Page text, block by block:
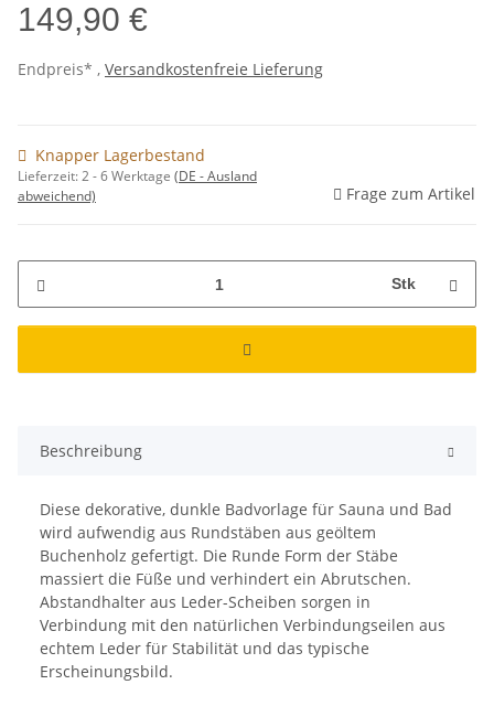
149,90 €
Endpreis* , Versandkostenfreie Lieferung
Knapper Lagerbestand
Lieferzeit:2 - 6 Werktage (DE - Ausland
abweichend)
Frage zum Artikel
Stk
Beschreibung
Diese dekorative, dunkle Badvorlage für Sauna und Bad
wird aufwendig aus Rundstäben aus geöltem
Buchenholz gefertigt. Die Runde Form der Stäbe
massiert die Füße und verhindert ein Abrutschen.
Abstandhalter aus Leder-Scheiben sorgen in
Verbindung mit den natürlichen Verbindungseilen aus
echtem Leder für Stabilität und das typische
Erscheinungsbild.